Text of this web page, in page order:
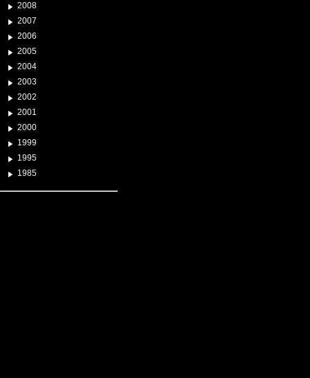
2008
2007
2006
2005
2004
2003
2002
2001
2000
1999
1995
1985